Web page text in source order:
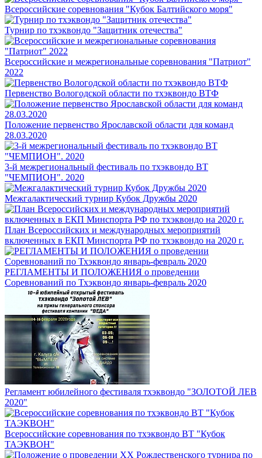
Всероссийские соревнования "Кубок Балтийского моря"
Турнир по тхэквондо "Защитник отечества"
Всероссийские и межрегиональные соревнования "Патриот"
2022
Первенство Вологодской области по тхэквондо ВТФ
Положение первенство Ярославской области для команд
28.03.2020
3-й межрегиональный фестиваль по тхэквондо ВТ
"ЧЕМПИОН". 2020
Межгалактический турнир Кубок Дружбы 2020
План Всероссийских и международных мероприятий
включенных в ЕКП Минспорта РФ по тхэквондо на 2020 г.
РЕГЛАМЕНТЫ И ПОЛОЖЕНИЯ о проведении
Соревнований по Тхэквондо январь-февраль 2020
Регламент юбилейного фестиваля тхэквондо "ЗОЛОТОЙ ЛЕВ
2020"
Всероссийские соревнования по тхэквондо ВТ "Кубок
ТАЭКВОН"